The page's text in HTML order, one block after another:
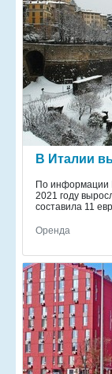
В Италии
По информации
2021 году
составила 11
Оренда